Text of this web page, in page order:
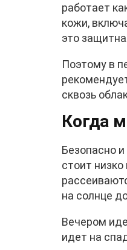
работает
кожи,
это
Поэтому в
сквозь
Когда
Безопасно
стоит
на солнце
Вечером
идет на